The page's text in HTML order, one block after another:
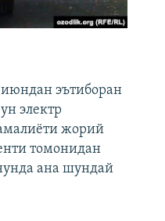
эътиборан
электр
жорий
томонидан
ана шундай